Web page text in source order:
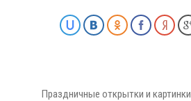
Праздничные открытки и картинки